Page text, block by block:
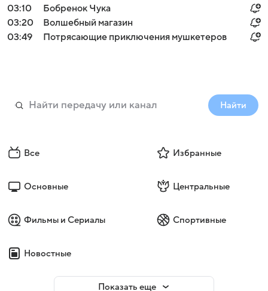
03:10
Бобренок Чука
03:20
Волшебный магазин
03:49
Потрясающие приключения мушкетеров
Найти
Все Избранные
Основные Центральные
Фильмы и Сериалы Спортивные
Новостные
Показать еще